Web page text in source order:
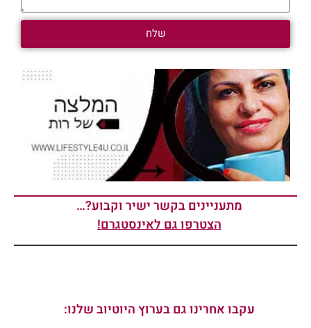
שלח
מתעניינים בקשר ישיר וקבוע?…
הצטרפו גם לאינסטגרם!
עקבו אחרינו גם בערוץ היוטיוב שלנו: